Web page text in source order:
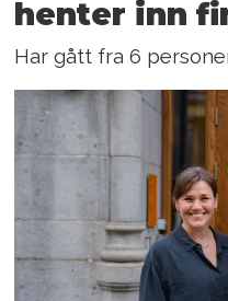
henter inn
Har gått fra 6